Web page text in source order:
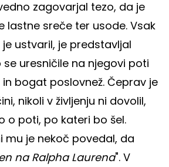
zagovarjal tezo, da je
lastne sreče ter usode. Vsak
ustvaril, je predstavljal
se uresničile na njegovi poti
bogat poslovnež. Čeprav je
nikoli v življenju ni dovolil,
o poti, po kateri bo šel.
mu je nekoč povedal, da
na Ralpha Laurena". V